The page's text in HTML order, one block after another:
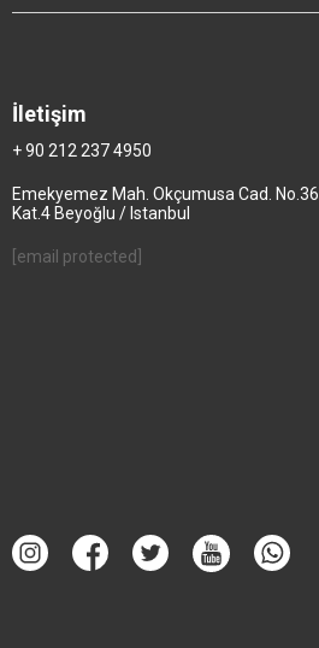
İletişim
+ 90 212 237 4950
Emekyemez Mah. Okçumusa Cad. No.36
Kat.4 Beyoğlu / Istanbul
[email protected]